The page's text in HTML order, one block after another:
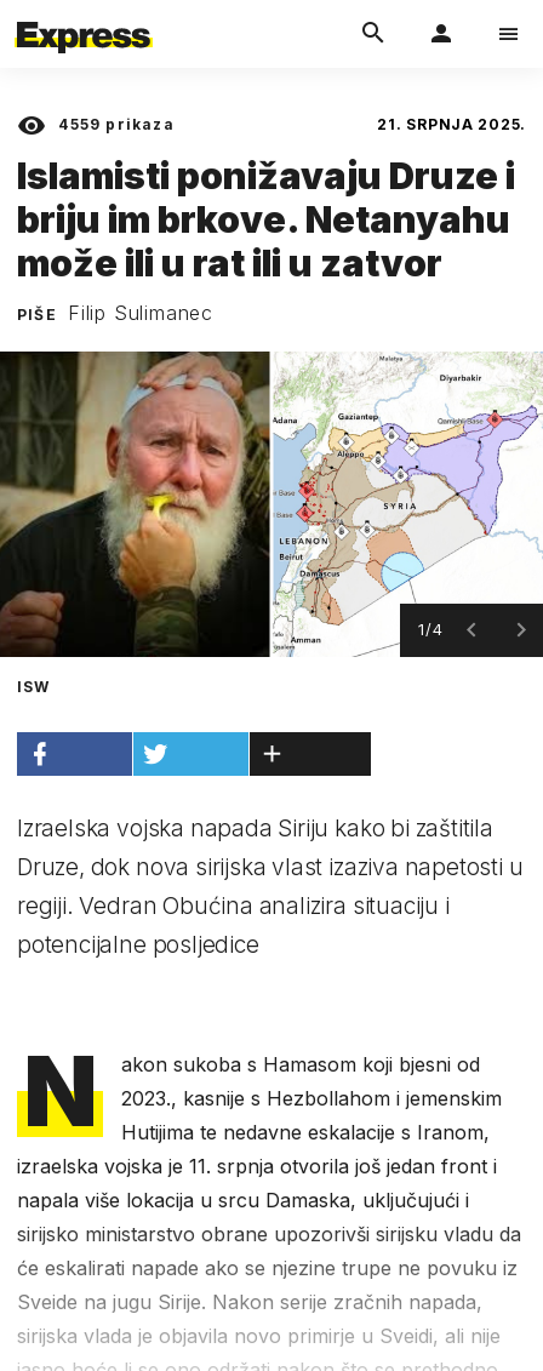
4559 prikaza 21. SRPNJA 2025.
Islamisti ponižavaju Druze i
briju im brkove. Netanyahu
može ili u rat ili u zatvor
PIŠE Filip Sulimanec
1/4
ISW
Izraelska vojska napada Siriju kako bi zaštitila
Druze, dok nova sirijska vlast izaziva napetosti u
regiji. Vedran Obućina analizira situaciju i
potencijalne posljedice
N
akon sukoba s Hamasom koji bjesni od
2023., kasnije s Hezbollahom i jemenskim
Hutijima te nedavne eskalacije s Iranom,
izraelska vojska je 11. srpnja otvorila još jedan front i
napala više lokacija u srcu Damaska, uključujući i
sirijsko ministarstvo obrane upozorivši sirijsku vladu da
će eskalirati napade ako se njezine trupe ne povuku iz
Sveide na jugu Sirije. Nakon serije zračnih napada,
sirijska vlada je objavila novo primirje u Sveidi, ali nije